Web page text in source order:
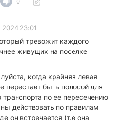
2024 23:01
тревожит каждого
живущих на поселке
когда крайняя левая
перестает быть полосой для
транспорта по ее пересечению
действовать по правилам
он встречается (т.е она